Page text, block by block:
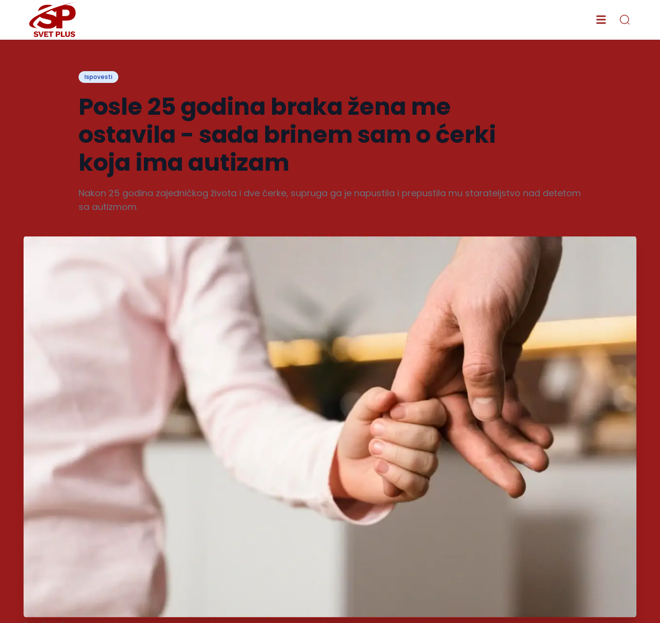
Ispovesti
Posle 25 godina braka žena me
ostavila - sada brinem sam o ćerki
koja ima autizam
Nakon 25 godina zajedničkog života i dve ćerke, supruga ga je napustila i prepustila mu starateljstvo nad detetom
sa autizmom.